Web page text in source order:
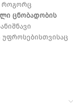
როგორც
ცნობადობის
უფროსებისთვისაც